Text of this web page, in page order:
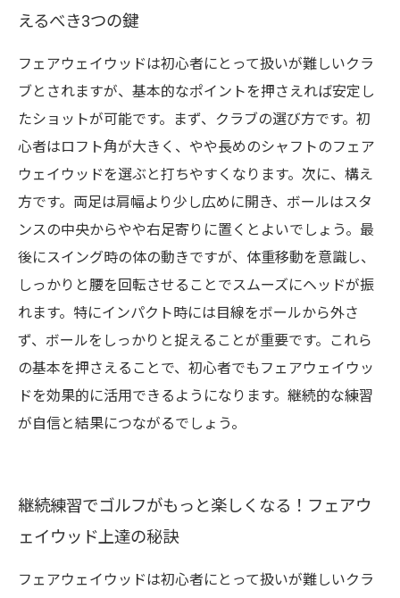
えるべき3つの鍵
フェアウェイウッドは初心者にとって扱いが難しいクラ
ブとされますが、基本的なポイントを押さえれば安定し
たショットが可能です。まず、クラブの選び方です。初
心者はロフト角が大きく、やや長めのシャフトのフェア
ウェイウッドを選ぶと打ちやすくなります。次に、構え
方です。両足は肩幅より少し広めに開き、ボールはスタ
ンスの中央からやや右足寄りに置くとよいでしょう。最
後にスイング時の体の動きですが、体重移動を意識し、
しっかりと腰を回転させることでスムーズにヘッドが振
れます。特にインパクト時には目線をボールから外さ
ず、ボールをしっかりと捉えることが重要です。これら
の基本を押さえることで、初心者でもフェアウェイウッ
ドを効果的に活用できるようになります。継続的な練習
が自信と結果につながるでしょう。
継続練習でゴルフがもっと楽しくなる！フェアウ
ェイウッド上達の秘訣
フェアウェイウッドは初心者にとって扱いが難しいクラ